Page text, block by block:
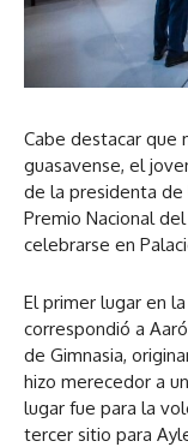
Cabe destacar que
guasavense, el
de la presidenta de
Premio Nacional
celebrarse en
El primer lugar en
correspondió a
de Gimnasia,
hizo merecedor a
lugar fue para la
tercer sitio para